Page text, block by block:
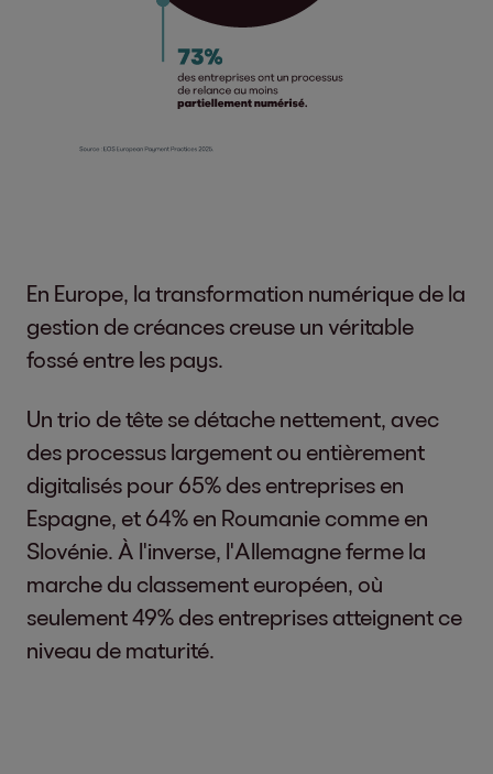
En Europe, la transformation numérique de la
gestion de créances creuse un véritable
fossé entre les pays.
Un trio de tête se détache nettement, avec
des processus largement ou entièrement
digitalisés pour 65% des entreprises en
Espagne, et 64% en Roumanie comme en
Slovénie. À l'inverse, l'Allemagne ferme la
marche du classement européen, où
seulement 49% des entreprises atteignent ce
niveau de maturité.